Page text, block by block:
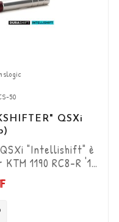
50
QSXi
QSXi "Intellishift" è
1190 RC8-R '11
che permette di
senza utilizzare